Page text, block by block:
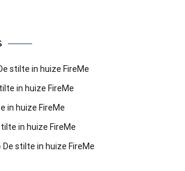
stilte in huize FireMe
in huize FireMe
in huize FireMe
in huize FireMe
De stilte in huize FireMe